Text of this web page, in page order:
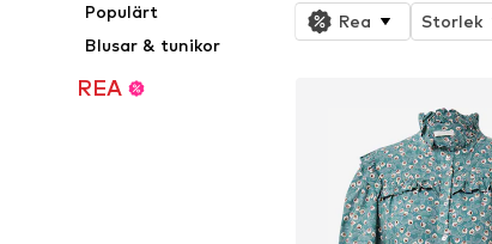
Populärt
Blusar & tunikor
REA
Rea Storlek